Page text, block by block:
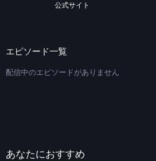
公式サイト
エピソード一覧
配信中のエピソードがありません
あなたにおすすめ